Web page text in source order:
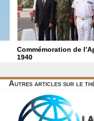
Commémoration de
1940
Autres articles sur le